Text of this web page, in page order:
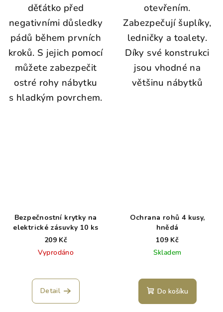
děťátko před
negativními důsledky
pádů během prvních
kroků. S jejich pomocí
můžete zabezpečit
ostré rohy nábytku
s hladkým povrchem.
otevřením.
Zabezpečují šuplíky,
ledničky a toalety.
Díky své konstrukci
jsou vhodné na
většinu nábytků
Bezpečnostní krytky na
elektrické zásuvky 10 ks
209 Kč
Vyprodáno
Detail
Ochrana rohů 4 kusy,
hnědá
109 Kč
Skladem
Do košíku